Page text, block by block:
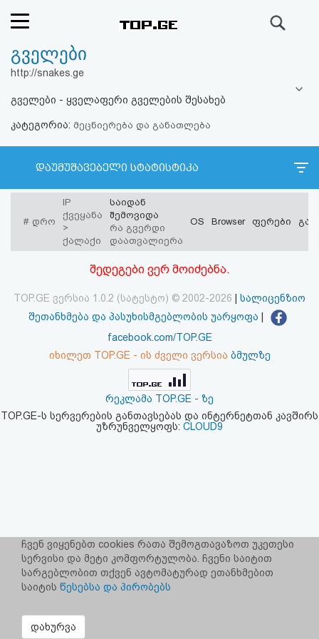
რეიტინგი
ფოსტა
კითხვა-
პასუხი
ავტორიზაცია
რეგისტრაცია
პაროლის
სალიცენზიო
უარყოფა
გველები
http://snakes.ge
გველები - ყველაფერი გველების შესახებ
კატეგორია: მეცნიერება და განათლება
დაუმუშავებელი სტატისტიკა
# დრო
IP
ქვეყანა
>
ქალაქი
საიდან
შემოვიდა
რა გვერდი
დაათვალიერა
OS Browser ფერები
შედეგები ვერ მოიძებნა.
TOP.GE ვერსია 1.0.2 (სატესტო) © 2002-2026
სალიცენზიო
შეთანხმება და პასუხისმგებლობის უარყოფა
facebook.com/TOP.GE
იხილეთ TOP.GE - ის ძველი ვერსია ბმულზე
რეკლამა TOP.GE - ზე
TOP.GE-ს სერვერების განთავსებას და ინტერნეტთან კავშირს
უზრუნველყოფს: CLOUD9
ჩვენ ვიყენებთ cookies რათა შემოგთავაზოთ უკეთესი
სერვისი და მეტი კომფორტულობა. ჩვენი საიტით
სარგებლობით თქვენ ავტომატურად ეთანხმებით
საიტის წესებსა და პირობებს
დახურვა